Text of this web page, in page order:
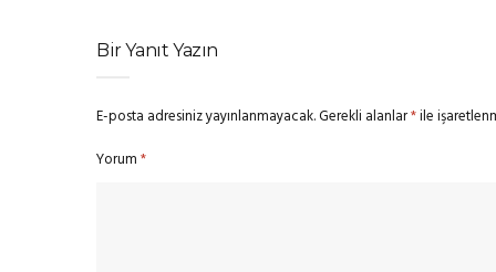
Bir Yanıt Yazın
E-posta adresiniz yayınlanmayacak.Gerekli alanlar*ile
Yorum*